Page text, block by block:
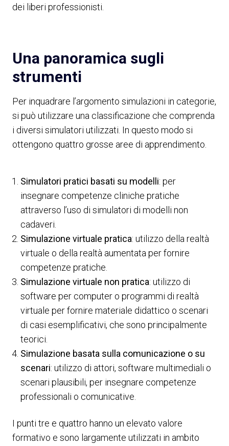
dei liberi professionisti.
Una panoramica sugli
strumenti
Per inquadrare l’argomento simulazioni in categorie,
si può utilizzare una classificazione che comprenda
i diversi simulatori utilizzati. In questo modo si
ottengono quattro grosse aree di apprendimento.
Simulatori pratici basati su modelli: per
insegnare competenze cliniche pratiche
attraverso l’uso di simulatori di modelli non
cadaveri.
Simulazione virtuale pratica: utilizzo della realtà
virtuale o della realtà aumentata per fornire
competenze pratiche.
Simulazione virtuale non pratica: utilizzo di
software per computer o programmi di realtà
virtuale per fornire materiale didattico o scenari
di casi esemplificativi, che sono principalmente
teorici.
Simulazione basata sulla comunicazione o su
scenari: utilizzo di attori, software multimediali o
scenari plausibili, per insegnare competenze
professionali o comunicative.
I punti tre e quattro hanno un elevato valore
formativo e sono largamente utilizzati in ambito